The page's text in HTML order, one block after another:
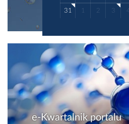
31 1 2 3 4
e-Kwartalnik portalu